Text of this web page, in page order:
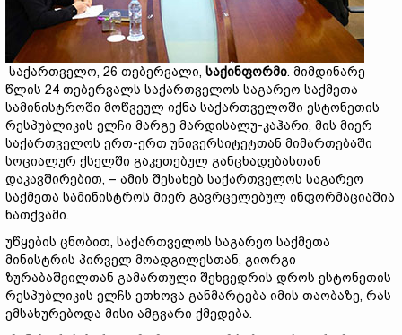
საქართველო, 26 თებერვალი, საქინფორმი. მიმდინარე
წლის 24 თებერვალს საქართველოს საგარეო საქმეთა
სამინისტროში მოწვეულ იქნა საქართველოში ესტონეთის
რესპუბლიკის ელჩი მარგე მარდისალუ-კაჰარი, მის მიერ
საქართველოს ერთ-ერთ უნივერსიტეტთან მიმართებაში
სოციალურ ქსელში გაკეთებულ განცხადებასთან
დაკავშირებით, – ამის შესახებ საქართველოს საგარეო
საქმეთა სამინისტროს მიერ გავრცელებულ ინფორმაციაშია
ნათქვამი.
უწყების ცნობით, საქართველოს საგარეო საქმეთა
მინისტრის პირველ მოადგილესთან, გიორგი
ზურაბაშვილთან გამართული შეხვედრის დროს ესტონეთის
რესპუბლიკის ელჩს ეთხოვა განმარტება იმის თაობაზე, რას
ემსახურებოდა მისი ამგვარი ქმედება.